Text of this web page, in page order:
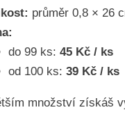
průměr 0,8 × 26
do 99 ks: 45 Kč / ks
od 100 ks: 39 Kč / ks
množství získáš